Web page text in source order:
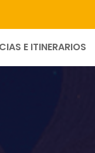
E ITINERARIOS